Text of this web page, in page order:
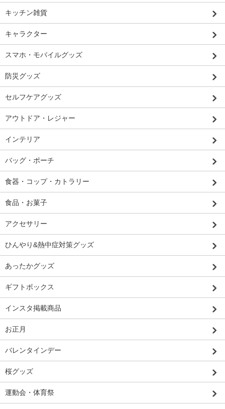
キッチン雑貨
キャラクター
スマホ・モバイルグッズ
防災グッズ
セルフケアグッズ
アウトドア・レジャー
インテリア
バッグ・ポーチ
食器・コップ・カトラリー
食品・お菓子
アクセサリー
ひんやり&熱中症対策グッズ
あったかグッズ
ギフトボックス
インスタ掲載商品
お正月
バレンタインデー
桜グッズ
運動会・体育祭